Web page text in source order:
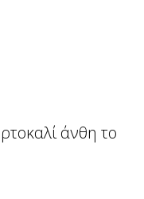
άνθη το